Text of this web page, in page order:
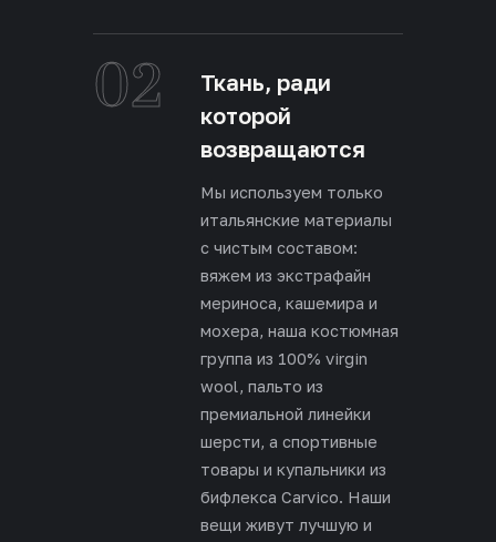
02
Ткань, ради
которой
возвращаются
Мы используем только
итальянские материалы
с чистым составом:
вяжем из экстрафайн
мериноса, кашемира и
мохера, наша костюмная
группа из 100% virgin
wool, пальто из
премиальной линейки
шерсти, а спортивные
товары и купальники из
бифлекса Carvico. Наши
вещи живут лучшую и